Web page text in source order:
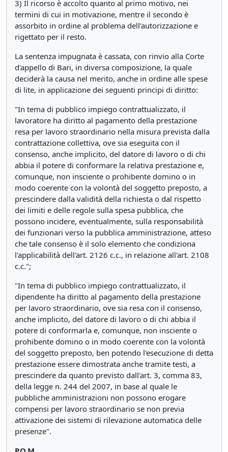
3) Il ricorso è accolto quanto al primo motivo, nei
termini di cui in motivazione, mentre il secondo è
assorbito in ordine al problema dell'autorizzazione e
rigettato per il resto.
La sentenza impugnata è cassata, con rinvio alla Corte
d'appello di Bari, in diversa composizione, la quale
deciderà la causa nel merito, anche in ordine alle spese
di lite, in applicazione dei seguenti principi di diritto:
"In tema di pubblico impiego contrattualizzato, il
lavoratore ha diritto al pagamento della prestazione
resa per lavoro straordinario nella misura prevista dalla
contrattazione collettiva, ove sia eseguita con il
consenso, anche implicito, del datore di lavoro o di chi
abbia il potere di conformare la relativa prestazione e,
comunque, non insciente o prohibente domino o in
modo coerente con la volontà del soggetto preposto, a
prescindere dalla validità della richiesta o dal rispetto
dei limiti e delle regole sulla spesa pubblica, che
possono incidere, eventualmente, sulla responsabilità
dei funzionari verso la pubblica amministrazione, atteso
che tale consenso è il solo elemento che condiziona
l'applicabilità dell'art. 2126 c.c., in relazione all'art. 2108
c.c.";
"In tema di pubblico impiego contrattualizzato, il
dipendente ha diritto al pagamento della prestazione
per lavoro straordinario, ove sia resa con il consenso,
anche implicito, del datore di lavoro o di chi abbia il
potere di conformarla e, comunque, non insciente o
prohibente domino o in modo coerente con la volontà
del soggetto preposto, ben potendo l'esecuzione di detta
prestazione essere dimostrata anche tramite testi, a
prescindere da quanto previsto dall'art. 3, comma 83,
della legge n. 244 del 2007, in base al quale le
pubbliche amministrazioni non possono erogare
compensi per lavoro straordinario se non previa
attivazione dei sistemi di rilevazione automatica delle
presenze".